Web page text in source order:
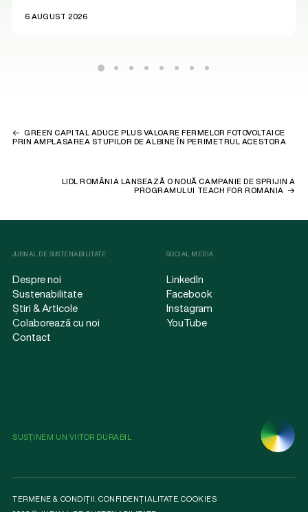
6 AUGUST 2026
GREEN CAPITAL ADUCE PLUS VALOARE FERMELOR FOTOVOLTAICE
PRIN AMPLASAREA STUPILOR DE ALBINE ÎN PERIMETRUL ACESTORA
LIDL ROMÂNIA LANSEAZĂ O NOUĂ CAMPANIE DE SPRIJIN A
PROGRAMULUI TEACH FOR ROMANIA
JURNAL DE SUSTENABILITATE
Despre noi
Sustenabilitate
Știri & Articole
Colaborează cu noi
Contact
SOCIAL MEDIA
LinkedIn
Facebook
Instagram
YouTube
SUSȚINEM UN VIITOR DURABIL
TERMENE & CONDIȚII.CONFIDENȚIALITATE.COOKIES